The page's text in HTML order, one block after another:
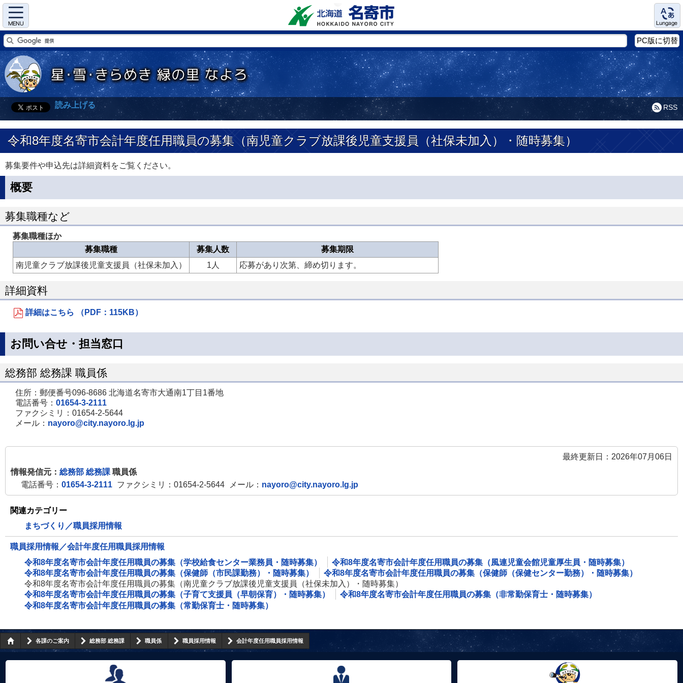
Menu Language
PC版に切替
RSS
読み上げる
令和8年度名寄市会計年度任用職員の募集（南児童クラブ放課後児童支援員（社保未加入）・随時募集）
募集要件や申込先は詳細資料をご覧ください。
概要
募集職種など
募集職種ほか
募集職種
募集人数
募集期限
南児童クラブ放課後児童支援員（社保未加入）
1人 応募があり次第、締め切ります。
詳細資料
詳細はこちら （PDF：115KB）
お問い合せ・担当窓口
総務部 総務課 職員係
住所：郵便番号096-8686 北海道名寄市大通南1丁目1番地
電話番号： 01654-3-2111
ファクシミリ：01654-2-5644
メール： nayoro@city.nayoro.lg.jp
最終更新日：2026年07月06日
情報発信元： 総務部 総務課 職員係
電話番号： 01654-3-2111 ファクシミリ：01654-2-5644 メール： nayoro@city.nayoro.lg.jp
関連カテゴリー
まちづくり／職員採用情報
職員採用情報／会計年度任用職員採用情報
令和8年度名寄市会計年度任用職員の募集（学校給食センター業務員・随時募集）
令和8年度名寄市会計年度任用職員の募集（風連児童会館児童厚生員・随時募集）
令和8年度名寄市会計年度任用職員の募集（保健師（市民課勤務）・随時募集）
令和8年度名寄市会計年度任用職員の募集（保健師（保健センター勤務）・随時募集）
令和8年度名寄市会計年度任用職員の募集（南児童クラブ放課後児童支援員（社保未加入）・随時募集）
令和8年度名寄市会計年度任用職員の募集（子育て支援員（早朝保育）・随時募集）
令和8年度名寄市会計年度任用職員の募集（非常勤保育士・随時募集）
令和8年度名寄市会計年度任用職員の募集（常勤保育士・随時募集）
各課のご案内 総務部 総務課 職員係 職員採用情報 会計年度任用職員採用情報